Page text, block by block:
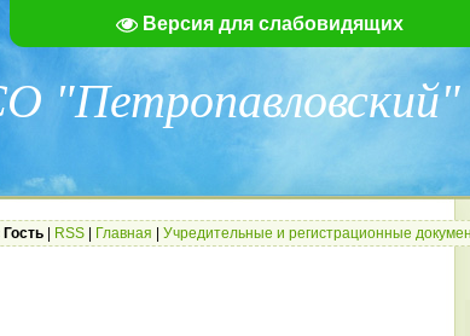
Версия для слабовидящих
"Петропавловский"
Гость RSS Главная Учредительные и регистрационные